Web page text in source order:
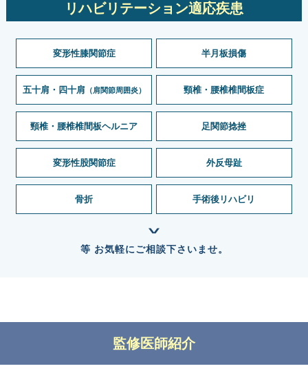
リハビリテーション適応疾患
変形性膝関節症 半月板損傷
五十肩・四十肩 （肩関節周囲炎） 頸椎・腰椎椎間板症
頸椎・腰椎椎間板ヘルニア 足関節捻挫
変形性股関節症 外反母趾
骨折 手術後リハビリ
等 お気軽にご相談下さいませ。
監修医師紹介